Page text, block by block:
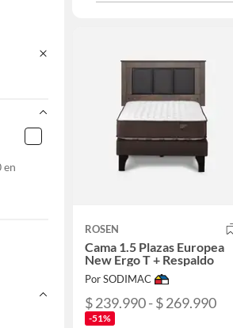
en
ROSEN
Cama 1.5 Plazas Europea
New Ergo T + Respaldo
Por SODIMAC
$ 239.990 - $ 269.990
-51%